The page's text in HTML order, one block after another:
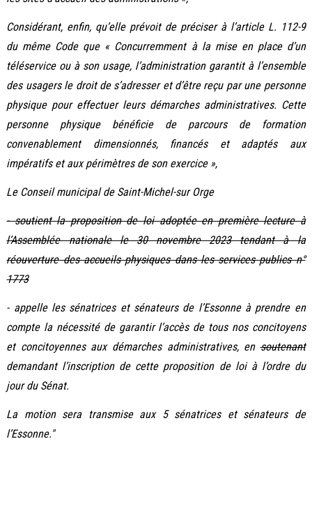
Considérant, enfin, qu’elle prévoit de préciser à l’article L. 112-9
du même Code que « Concurremment à la mise en place d’un
téléservice ou à son usage, l’administration garantit à l’ensemble
des usagers le droit de s’adresser et d’être reçu par une personne
physique pour effectuer leurs démarches administratives. Cette
personne physique bénéficie de parcours de formation
convenablement dimensionnés, financés et adaptés aux
impératifs et aux périmètres de son exercice »,
Le Conseil municipal de Saint-Michel-sur Orge
- soutient la proposition de loi adoptée en première lecture à
l’Assemblée nationale le 30 novembre 2023 tendant à la
réouverture des accueils physiques dans les services publics n°
1773
- appelle les sénatrices et sénateurs de l’Essonne à prendre en
compte la nécessité de garantir l’accès de tous nos concitoyens
et concitoyennes aux démarches administratives, ensoutenant
demandant l’inscription de cette proposition de loi à l’ordre du
jour du Sénat.
La motion sera transmise aux 5 sénatrices et sénateurs de
l’Essonne."